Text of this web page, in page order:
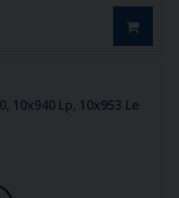
10x940 Lp, 10x953 Le